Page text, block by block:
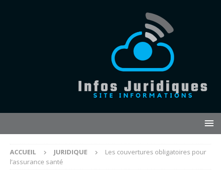
ACCUEIL JURIDIQUE
Les couvertures obligatoires pour
l’assurance santé